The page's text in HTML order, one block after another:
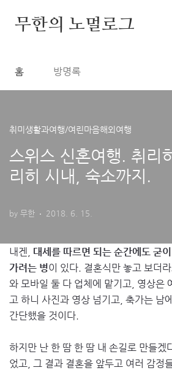
무한의 노멀로그
홈 방명록
취미생활과여행/여린마음해외여행
스위스 신혼여행. 취리
리히 시내, 숙소까지.
by 무한 2018. 6. 15.
내겐, 대세를 따르면 되는 순간에도 굳
가려는 병이 있다. 결혼식만 놓고 보더
와 모바일 둘 다 업체에 맡기고, 영상은
고 하니 사진과 영상 넘기고, 축가는 남
간단했을 것이다.
하지만 난 한 땀 한 땀 내 손길로 만들겠
었고, 그 결과 결혼을 앞두고 여러 감정